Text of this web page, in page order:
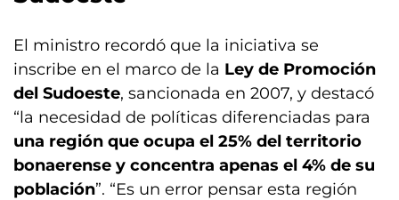
El ministro recordó que la iniciativa se
inscribe en el marco de la Ley de Promoción
del Sudoeste, sancionada en 2007, y destacó
“la necesidad de políticas diferenciadas para
una región que ocupa el 25% del territorio
bonaerense y concentra apenas el 4% de su
población”. “Es un error pensar esta región